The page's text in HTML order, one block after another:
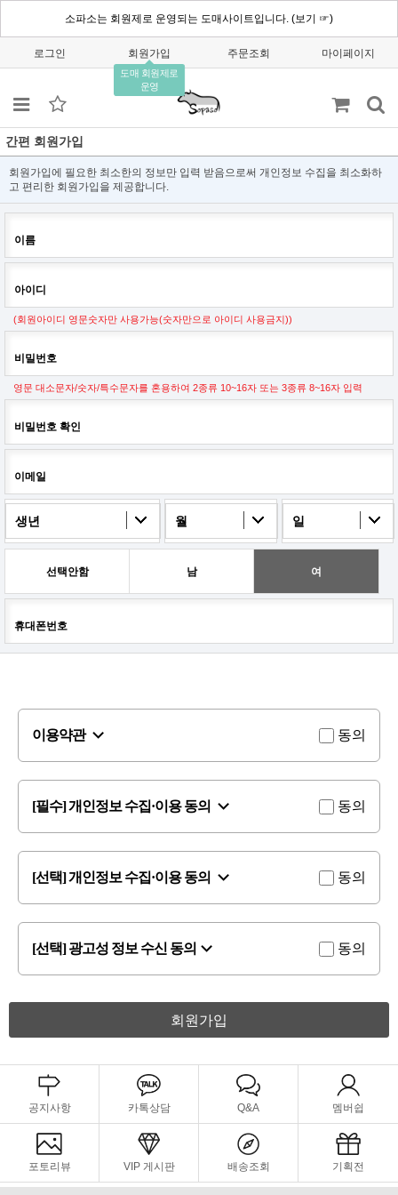
소파소는 회원제로 운영되는 도매사이트입니다. (보기 ☞)
로그인 회원가입
도매 회원제로
운영
주문조회 마이페이지
간편 회원가입
회원가입에 필요한 최소한의 정보만 입력 받음으로써 개인정보 수집을 최소화하
고 편리한 회원가입을 제공합니다.
이름
아이디
(회원아이디 영문숫자만 사용가능(숫자만으로 아이디 사용금지))
비밀번호
영문 대소문자/숫자/특수문자를 혼용하여 2종류 10~16자 또는 3종류 8~16자 입력
비밀번호 확인
이메일
생년 월 일
선택안함 남 여
휴대폰번호
이용약관 동의
[필수] 개인정보 수집·이용 동의 동의
[선택] 개인정보 수집·이용 동의 동의
[선택] 광고성 정보 수신 동의 동의
회원가입
공지사항 카톡상담 Q&A 멤버쉽
포토리뷰 VIP 게시판 배송조회 기획전